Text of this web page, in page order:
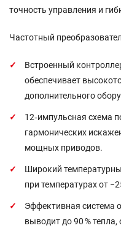
точность управления и
Частотный
Встроенный
обеспечивает
дополнительного
12‑импульсная схема
гармонических
мощных приводов.
Широкий
при температурах от
Эффективная система
выводит до 90 %